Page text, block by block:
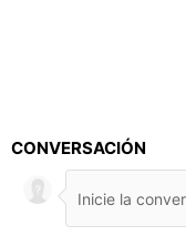
CONVERSACIÓN